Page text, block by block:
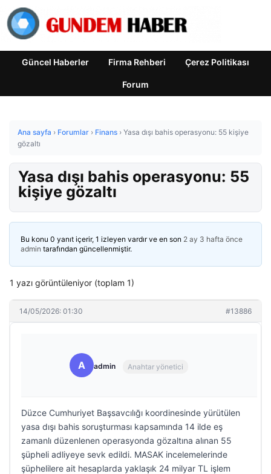
Güncel Haberler Firma Rehberi Çerez Politikası
Forum
Ana sayfa › Forumlar › Finans › Yasa dışı bahis operasyonu: 55 kişiye
gözaltı
Yasa dışı bahis operasyonu: 55
kişiye gözaltı
Bu konu 0 yanıt içerir, 1 izleyen vardır ve en son 2 ay 3 hafta önce
admin tarafından güncellenmiştir.
1 yazı görüntüleniyor (toplam 1)
14/05/2026: 01:30 #13886
A admin Anahtar yönetici
Düzce Cumhuriyet Başsavcılığı koordinesinde yürütülen
yasa dışı bahis soruşturması kapsamında 14 ilde eş
zamanlı düzenlenen operasyonda gözaltına alınan 55
şüpheli adliyeye sevk edildi. MASAK incelemelerinde
şüphelilere ait hesaplarda yaklaşık 24 milyar TL işlem